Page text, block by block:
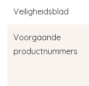
Veiligheidsblad
Voorgaande
productnummers